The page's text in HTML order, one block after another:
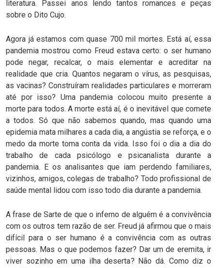
literatura. Passei anos lendo tantos romances e peças
sobre o Dito Cujo.
Agora já estamos com quase 700 mil mortes. Está aí, essa
pandemia mostrou como Freud estava certo: o ser humano
pode negar, recalcar, o mais elementar e acreditar na
realidade que cria. Quantos negaram o vírus, as pesquisas,
as vacinas? Construíram realidades particulares e morreram
até por isso? Uma pandemia colocou muito presente a
morte para todos. A morte está aí, é o inevitável que comete
a todos. Só que não sabemos quando, mas quando uma
epidemia mata milhares a cada dia, a angústia se reforça, e o
medo da morte toma conta da vida. Isso foi o dia a dia do
trabalho de cada psicólogo e psicanalista durante a
pandemia. E os analisantes que iam perdendo familiares,
vizinhos, amigos, colegas de trabalho? Todo profissional de
saúde mental lidou com isso todo dia durante a pandemia.
A frase de Sarte de que o inferno de alguém é a convivência
com os outros tem razão de ser. Freud já afirmou que o mais
difícil para o ser humano é a convivência com as outras
pessoas. Mas o que podemos fazer? Dar um de eremita, ir
viver sozinho em uma ilha deserta? Não dá. Como diz o